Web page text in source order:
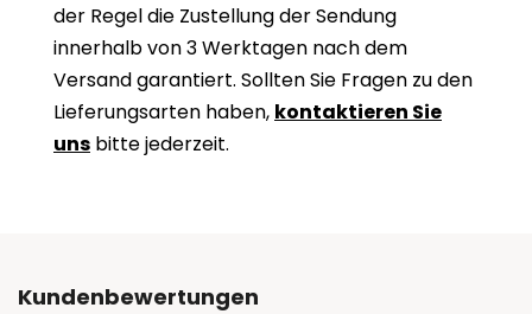
der Regel die Zustellung der Sendung
innerhalb von 3 Werktagen nach dem
Versand garantiert. Sollten Sie Fragen zu den
Lieferungsarten haben, kontaktieren Sie
uns bitte jederzeit.
Kundenbewertungen